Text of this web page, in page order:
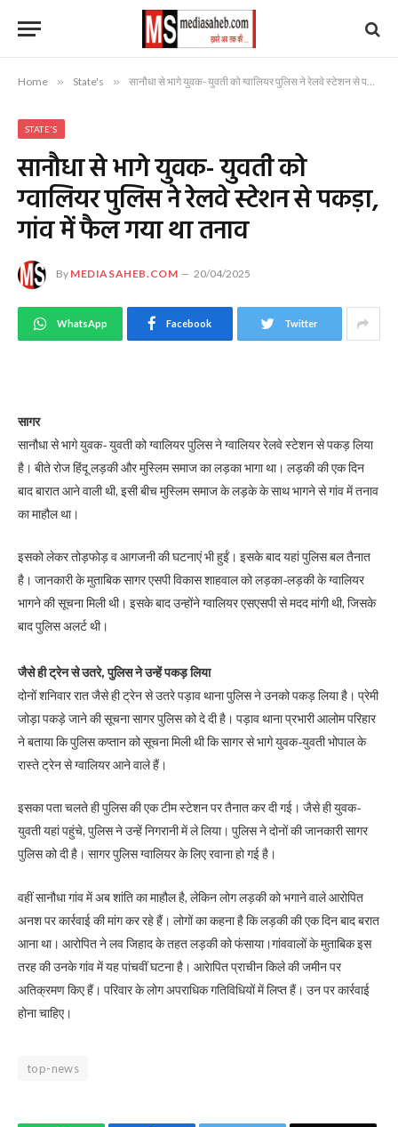
Home » State's » सानौधा से भागे युवक- युवती को ग्वालियर पुलिस ने रेलवे स्टेशन से पकड़ा, गांव में फैल गया था तनाव
STATE'S
सानौधा से भागे युवक- युवती को
ग्वालियर पुलिस ने रेलवे स्टेशन से पकड़ा,
गांव में फैल गया था तनाव
By MEDIASAHEB.COM 20/04/2025
WhatsApp Facebook Twitter
सागर
सानौधा से भागे युवक- युवती को ग्वालियर पुलिस ने ग्वालियर रेलवे स्टेशन से पकड़ लिया
है। बीते रोज हिंदू लड़की और मुस्लिम समाज का लड़का भागा था। लड़की की एक दिन
बाद बारात आने वाली थी, इसी बीच मुस्लिम समाज के लड़के के साथ भागने से गांव में तनाव
का माहौल था।
इसको लेकर तोड़फोड़ व आगजनी की घटनाएं भी हुईं। इसके बाद यहां पुलिस बल तैनात
है। जानकारी के मुताबिक सागर एसपी विकास शाहवाल को लड़का-लड़की के ग्वालियर
भागने की सूचना मिली थी। इसके बाद उन्होंने ग्वालियर एसएसपी से मदद मांगी थी, जिसके
बाद पुलिस अलर्ट थी।
जैसे ही ट्रेन से उतरे, पुलिस ने उन्हें पकड़ लिया
दोनों शनिवार रात जैसे ही ट्रेन से उतरे पड़ाव थाना पुलिस ने उनको पकड़ लिया है। प्रेमी
जोड़ा पकड़े जाने की सूचना सागर पुलिस को दे दी है। पड़ाव थाना प्रभारी आलोम परिहार
ने बताया कि पुलिस कप्तान को सूचना मिली थी कि सागर से भागे युवक-युवती भोपाल के
रास्ते ट्रेन से ग्वालियर आने वाले हैं।
इसका पता चलते ही पुलिस की एक टीम स्टेशन पर तैनात कर दी गई। जैसे ही युवक-
युवती यहां पहुंचे, पुलिस ने उन्हें निगरानी में ले लिया। पुलिस ने दोनों की जानकारी सागर
पुलिस को दी है। सागर पुलिस ग्वालियर के लिए रवाना हो गई है।
वहीं सानौधा गांव में अब शांति का माहौल है, लेकिन लोग लड़की को भगाने वाले आरोपित
अनश पर कार्रवाई की मांग कर रहे हैं। लोगों का कहना है कि लड़की की एक दिन बाद बरात
आना था। आरोपित ने लव जिहाद के तहत लड़की को फंसाया।गांववालों के मुताबिक इस
तरह की उनके गांव में यह पांचवीं घटना है। आरेापित प्राचीन किले की जमीन पर
अतिक्रमण किए हैं। परिवार के लोग अपराधिक गतिविधियों में लिप्त हैं। उन पर कार्रवाई
होना चाहिए।
top-news